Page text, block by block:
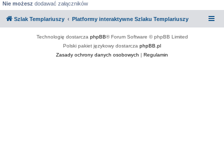
Nie możesz dodawać załączników
Szlak Templariuszy Platformy interaktywne Szlaku Templariuszy
Technologię dostarcza phpBB® Forum Software © phpBB Limited
Polski pakiet językowy dostarcza phpBB.pl
Zasady ochrony danych osobowych | Regulamin